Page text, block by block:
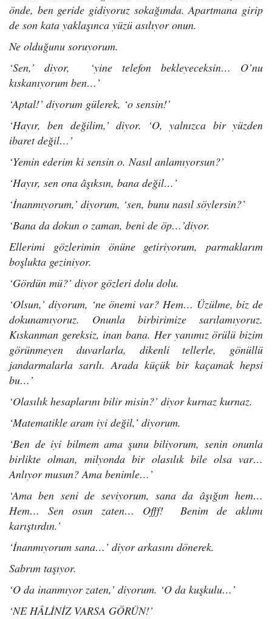
önde, ben geride gidiyoruz sokağımda. Apartmana girip
de son kata yaklaşınca yüzü asılıyor onun.
Ne olduğunu soruyorum.
‘Sen,’ diyor, ‘yine telefon bekleyeceksin… O’nu
kıskanıyorum ben…’
‘Aptal!’ diyorum gülerek, ‘o sensin!’
‘Hayır, ben değilim,’ diyor. ‘O, yalnızca bir yüzden
ibaret değil…’
‘Yemin ederim ki sensin o. Nasıl anlamıyorsun?’
‘Hayır, sen ona âşıksın, bana değil…’
‘İnanmıyorum,’ diyorum, ‘sen, bunu nasıl söylersin?’
‘Bana da dokun o zaman, beni de öp…’diyor.
Ellerimi gözlerimin önüne getiriyorum, parmaklarım
boşlukta geziniyor.
‘Gördün mü?’ diyor gözleri dolu dolu.
‘Olsun,’ diyorum, ‘ne önemi var? Hem… Üzülme, biz de
dokunamıyoruz. Onunla birbirimize sarılamıyoruz.
Kıskanman gereksiz, inan bana. Her yanımız örülü bizim
görünmeyen duvarlarla, dikenli tellerle, gönüllü
jandarmalarla sarılı. Arada küçük bir kaçamak hepsi
bu…’
‘Olasılık hesaplarını bilir misin?’ diyor kurnaz kurnaz.
‘Matematikle aram iyi değil,’ diyorum.
‘Ben de iyi bilmem ama şunu biliyorum, senin onunla
birlikte olman, milyonda bir olasılık bile olsa var…
Anlıyor musun? Ama benimle…’
‘Ama ben seni de seviyorum, sana da âşığım hem…
Hem… Sen osun zaten… Offf! Benim de aklımı
karıştırdın.’
‘İnanmıyorum sana…’ diyor arkasını dönerek.
Sabrım taşıyor.
‘O da inanmıyor zaten,’ diyorum. ‘O da kuşkulu…’
‘NE HÂLİNİZ VARSA GÖRÜN!’